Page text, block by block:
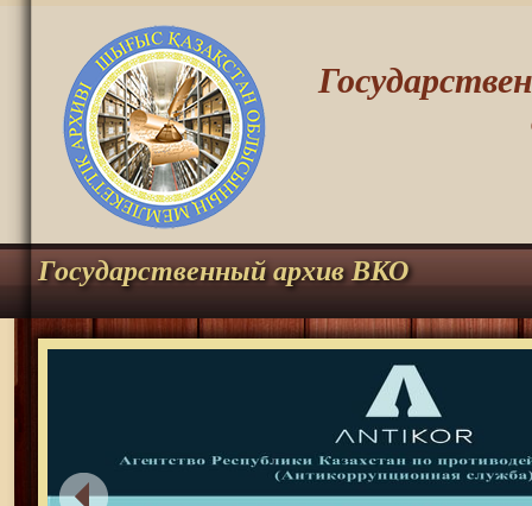
Государственный архив ВКО